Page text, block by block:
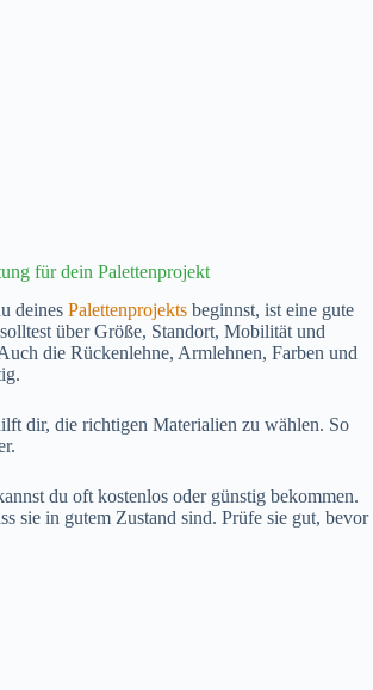
für dein Palettenprojekt
deines Palettenprojekts beginnst, ist eine gute
über Größe, Standort, Mobilität und
die Rückenlehne, Armlehnen, Farben und
dir, die richtigen Materialien zu wählen. So
du oft kostenlos oder günstig bekommen.
sie in gutem Zustand sind. Prüfe sie gut, bevor